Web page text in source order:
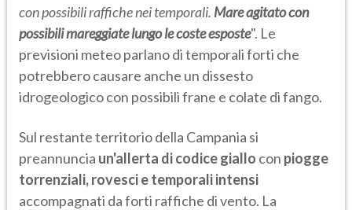
con possibili raffiche nei temporali. Mare agitato con
possibili mareggiate lungo le coste esposte". Le
previsioni meteo parlano di temporali forti che
potrebbero causare anche un dissesto
idrogeologico con possibili frane e colate di fango.
Sul restante territorio della Campania si
preannuncia un'allerta di codice giallo con piogge
torrenziali, rovesci e temporali intensi
accompagnati da forti raffiche di vento. La